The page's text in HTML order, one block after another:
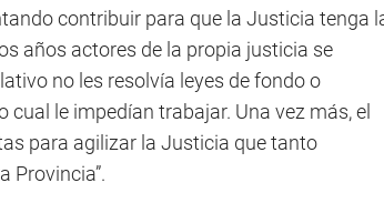
contribuir para que la Justicia tenga
años actores de la propia justicia se
no les resolvía leyes de fondo o
le impedían trabajar. Una vez más, el
para agilizar la Justicia que tanto
Provincia”.